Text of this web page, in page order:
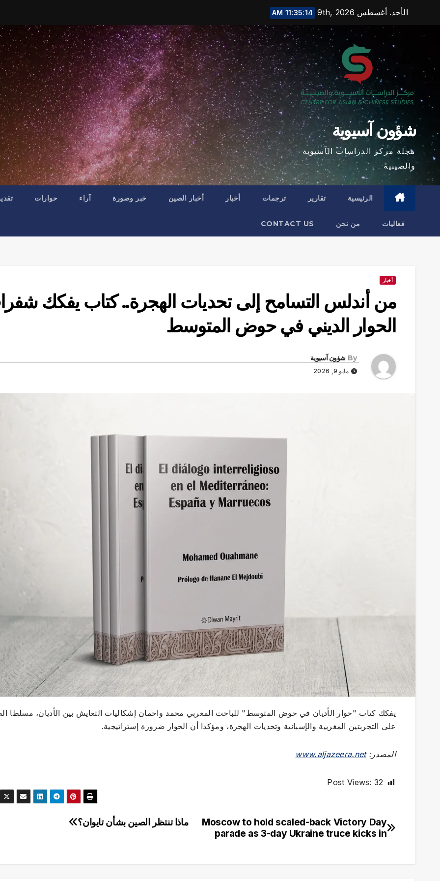
content
الأحد. أغسطس 9th, 2026 11:35:15 AM
شؤون آسيوية
مجلة مركز الدراسات الآسيوية
والصينية
الرئيسية تقارير ترجمات أخبار أخبار الصين خبر وصورة آراء حوارات
فعاليات من نحن CONTACT US
أخبار
من أندلس التسامح إلى تحديات الهجرة.. كتاب يفكك
الحوار الديني في حوض المتوسط
By شؤون آسيوية
مايو 9, 2026
يفكك كتاب "حوار الأديان في حوض المتوسط" للباحث المغربي محمد واحمان إشكاليات التعايش بين الأديان، مسلطا
على التجربتين المغربية والإسبانية وتحديات الهجرة، ومؤكدا أن الحوار ضرورة إستراتيجية.
المصدر:www.aljazeera.net
Post Views: 32
تصفّح
ماذا تنتظر الصين بشأن تايوان؟
Moscow to hold scaled-back Victory Day
parade as 3-day Ukraine truce kicks in